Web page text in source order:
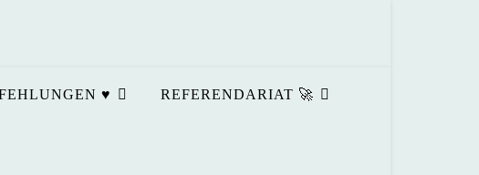
♥️ REFERENDARIAT 🚀